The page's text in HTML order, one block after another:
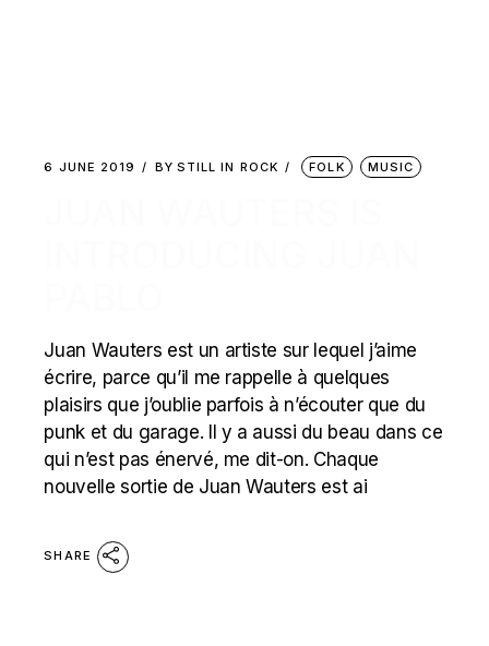
6 JUNE 2019 BY STILL IN ROCK FOLK MUSIC
Juan Wauters est un artiste sur lequel j’aime
écrire, parce qu’il me rappelle à quelques
plaisirs que j’oublie parfois à n’écouter que du
punk et du garage. Il y a aussi du beau dans ce
qui n’est pas énervé, me dit-on. Chaque
nouvelle sortie de Juan Wauters est ai
SHARE